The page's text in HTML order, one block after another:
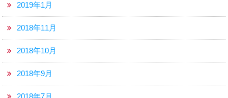
2019年1月
2018年11月
2018年10月
2018年9月